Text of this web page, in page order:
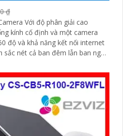
₫
Với độ phân giải cao
kính cố định và một camera
độ và khả năng kết nối internet
nét cả ban đêm lẫn ban ngày
H90-R100-8H44WKFL mang